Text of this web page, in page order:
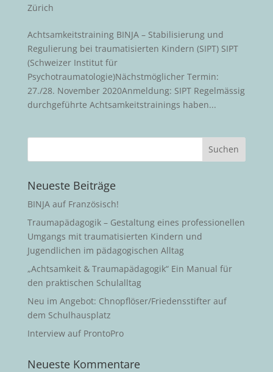
Zürich
Achtsamkeitstraining BINJA – Stabilisierung und
Regulierung bei traumatisierten Kindern (SIPT) SIPT
(Schweizer Institut für
Psychotraumatologie)Nächstmöglicher Termin:
27./28. November 2020Anmeldung: SIPT Regelmässig
durchgeführte Achtsamkeitstrainings haben...
Neueste Beiträge
BINJA auf Französisch!
Traumapädagogik – Gestaltung eines professionellen
Umgangs mit traumatisierten Kindern und
Jugendlichen im pädagogischen Alltag
„Achtsamkeit & Traumapädagogik“ Ein Manual für
den praktischen Schulalltag
Neu im Angebot: Chnopflöser/Friedensstifter auf
dem Schulhausplatz
Interview auf ProntoPro
Neueste Kommentare